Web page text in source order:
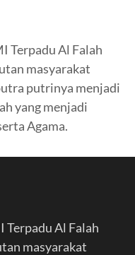
Terpadu Al Falah
masyarakat
putrinya menjadi
yang menjadi
Agama.
Terpadu Al Falah
masyarakat